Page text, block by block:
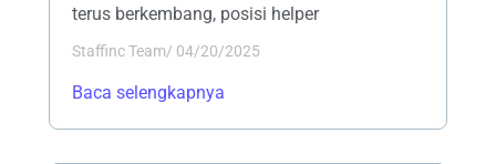
terus berkembang, posisi helper
Staffinc Team/ 04/20/2025
Baca selengkapnya